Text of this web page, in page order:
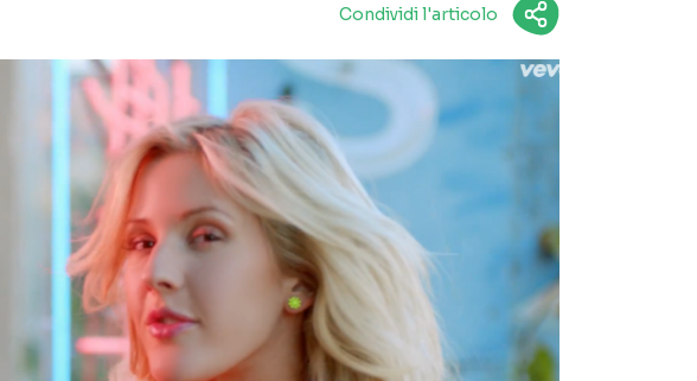
Condividi l'articolo